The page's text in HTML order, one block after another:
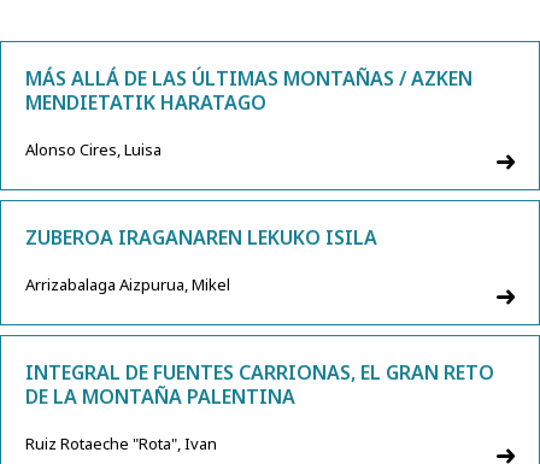
MÁS ALLÁ DE LAS ÚLTIMAS MONTAÑAS / AZKEN
MENDIETATIK HARATAGO
Alonso Cires, Luisa
ZUBEROA IRAGANAREN LEKUKO ISILA
Arrizabalaga Aizpurua, Mikel
INTEGRAL DE FUENTES CARRIONAS, EL GRAN RETO
DE LA MONTAÑA PALENTINA
Ruiz Rotaeche "Rota", Ivan